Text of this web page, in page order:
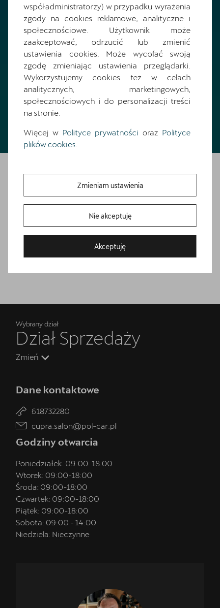
Bezpłatna Jazda Próbna
Skorzystaj z usług najlepszego serwis CUPRA w Polsce -
Wypełnij formularz. Skontaktujemy się z Tobą i pomożemy Ci
wybrać optymalne finansowanie!
Zamów kontakt
Skontaktuj się z
nami
Wybrany dział
Dział Sprzedaży
Zmień
Dane kontaktowe
618732280
cupra.salon@pol-car.pl
Godziny otwarcia
Poniedziałek: 09:00-18:00
Wtorek: 09:00-18:00
Środa: 09:00-18:00
Czwartek: 09:00-18:00
Piątek: 09:00-18:00
Sobota: 09:00 - 14:00
Niedziela: Nieczynne
współadministratorzy) w przypadku wyrażenia
zgody na cookies reklamowe, analityczne i
społecznościowe. Użytkownik może
zaakceptować, odrzucić lub zmienić
ustawienia cookies. Może wycofać swoją
zgodę zmieniając ustawienia przeglądarki.
Wykorzystujemy cookies też w celach
analitycznych, marketingowych,
społecznościowych i do personalizacji treści
na stronie.
Więcej w Polityce prywatności oraz Polityce
plików cookies
Zmieniam ustawienia
Nie akceptuję
Akceptuję